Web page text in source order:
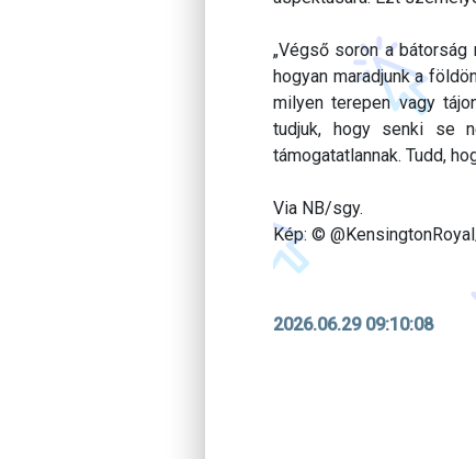
„Végső soron a
hogyan maradjunk a
milyen terepen vagy
tudjuk, hogy senki se
támogatatlannak. Tudd,
Via NB/sgy.
Kép: ©
2026.06.29 09:10:08